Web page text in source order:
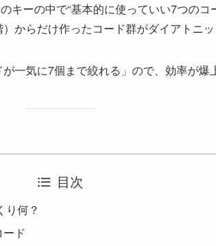
ーの中で“基本的に使っていい7つのコ
からだけ作ったコード群がダイアトニッ
一気に7個まで絞れる」ので、効率が爆
目次
り何？
ド